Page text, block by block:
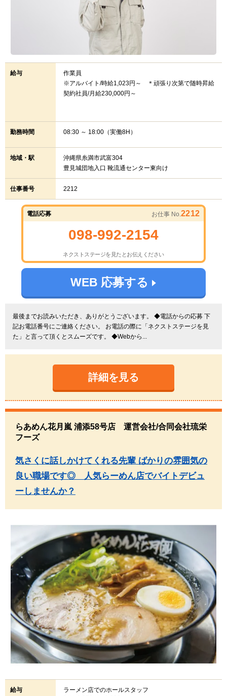
給与
作業員
※アルバイト/時給1,023円～ ＊頑張り次第で随時昇給
契約社員/月給230,000円～
勤務時間 08:30 ～ 18:00（実働8H）
地域・駅
沖縄県糸満市武富304
豊見城団地入口 靴流通センター東向け
仕事番号 2212
電話応募 お仕事 No.2212
098-992-2154
ネクストステージを見たとお伝えください
WEB 応募する
最後までお読みいただき、ありがとうございます。 ◆電話からの応募 下
記お電話番号にご連絡ください。 お電話の際に「ネクストステージを見
た」と言って頂くとスムーズです。 ◆Webから...
詳細を見る
らあめん花月嵐 浦添58号店 運営会社/合同会社琉栄
フーズ
気さくに話しかけてくれる先輩 ばかりの雰囲気の
良い職場です◎ 人気らーめん店でバイトデビュ
ーしませんか？
給与
ラーメン店でのホールスタッフ